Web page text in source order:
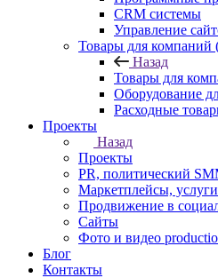
CRM системы
Управление
Товары для компаний
Назад
Товары для
Оборудование
Расходные
Проекты
Назад
Проекты
PR, политический
Маркетплейсы,
Продвижение в
Сайты
Фото и видео
Блог
Контакты